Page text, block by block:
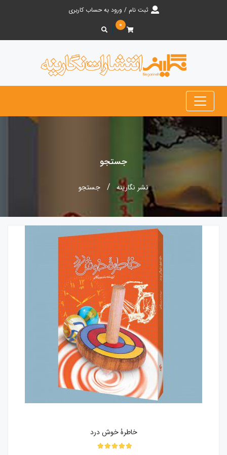
ثبت نام / ورود به حساب کاربری
۰
جستجو
نشر نگارینه جستجو
خاطرۀ خوش درد